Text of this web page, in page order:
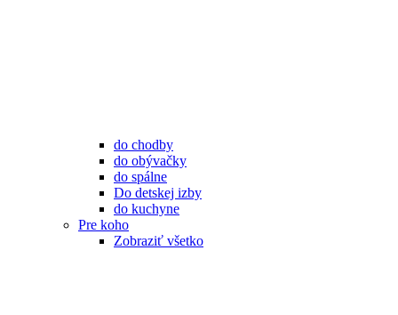
do chodby
do obývačky
do spálne
Do detskej izby
do kuchyne
Pre koho
Zobraziť všetko